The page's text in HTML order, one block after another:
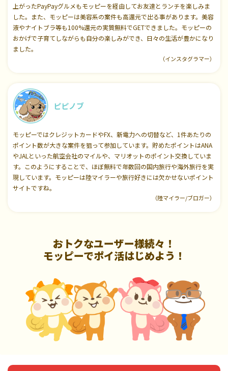
上がったPayPayグルメもモッピーを経由してお友達とランチを楽しみま
した。また、モッピーは美容系の案件も高還元で出る事があります。美容
液やナイトブラ等も100%還元の実質無料でGETできました。モッピーの
おかげで子育てしながらも自分の楽しみができ、日々の生活が豊かになり
ました。
（インスタグラマー）
ピピノブ
モッピーではクレジットカードやFX、新電力への切替など、1件あたりの
ポイント数が大きな案件を狙って参加しています。貯めたポイントはANA
やJALといった航空会社のマイルや、マリオットのポイント交換していま
す。このようにすることで、ほぼ無料で年数回の国内旅行や海外旅行を実
現しています。モッピーは陸マイラーや旅行好きには欠かせないポイント
サイトですね。
（陸マイラー/ブロガー）
おトクなユーザー様続々！
モッピーでポイ活はじめよう！